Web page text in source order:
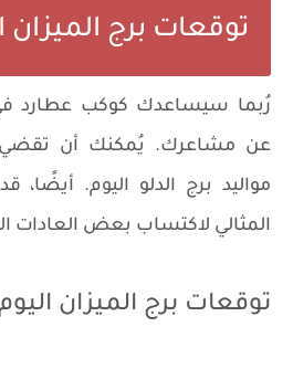
توقعات برج الميزان
رُبما سيساعدك كوكب عطارد في
عن مشاعرك. يُمكنك أن تقضي
مواليد برج الدلو اليوم.
المثالي لاكتساب بعض العادات
توقعات برج الميزان